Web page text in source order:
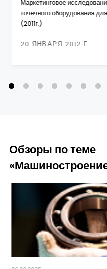
Маркетинговое
точечного оборудования
(2011г.)
20 ЯНВАРЯ 2012 Г.
Обзоры по теме